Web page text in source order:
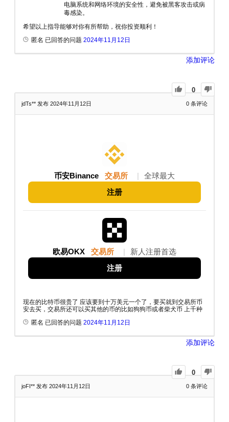
电脑系统和网络环境的安全性，避免被黑客攻击或病
毒感染。
希望以上指导能够对你有所帮助，祝你投资顺利！
匿名 已回答的问题 2024年11月12日
添加评论
0
jdTs** 发布 2024年11月12日 0 条评论
币安Binance 交易所 全球最大
注册
欧易OKX 交易所 新人注册首选
注册
现在的比特币很贵了 应该要到十万美元一个了，要买就到交易所币
安去买，交易所还可以买其他的币的比如狗狗币或者柴犬币 上千种
匿名 已回答的问题 2024年11月12日
添加评论
0
joFI** 发布 2024年11月12日 0 条评论